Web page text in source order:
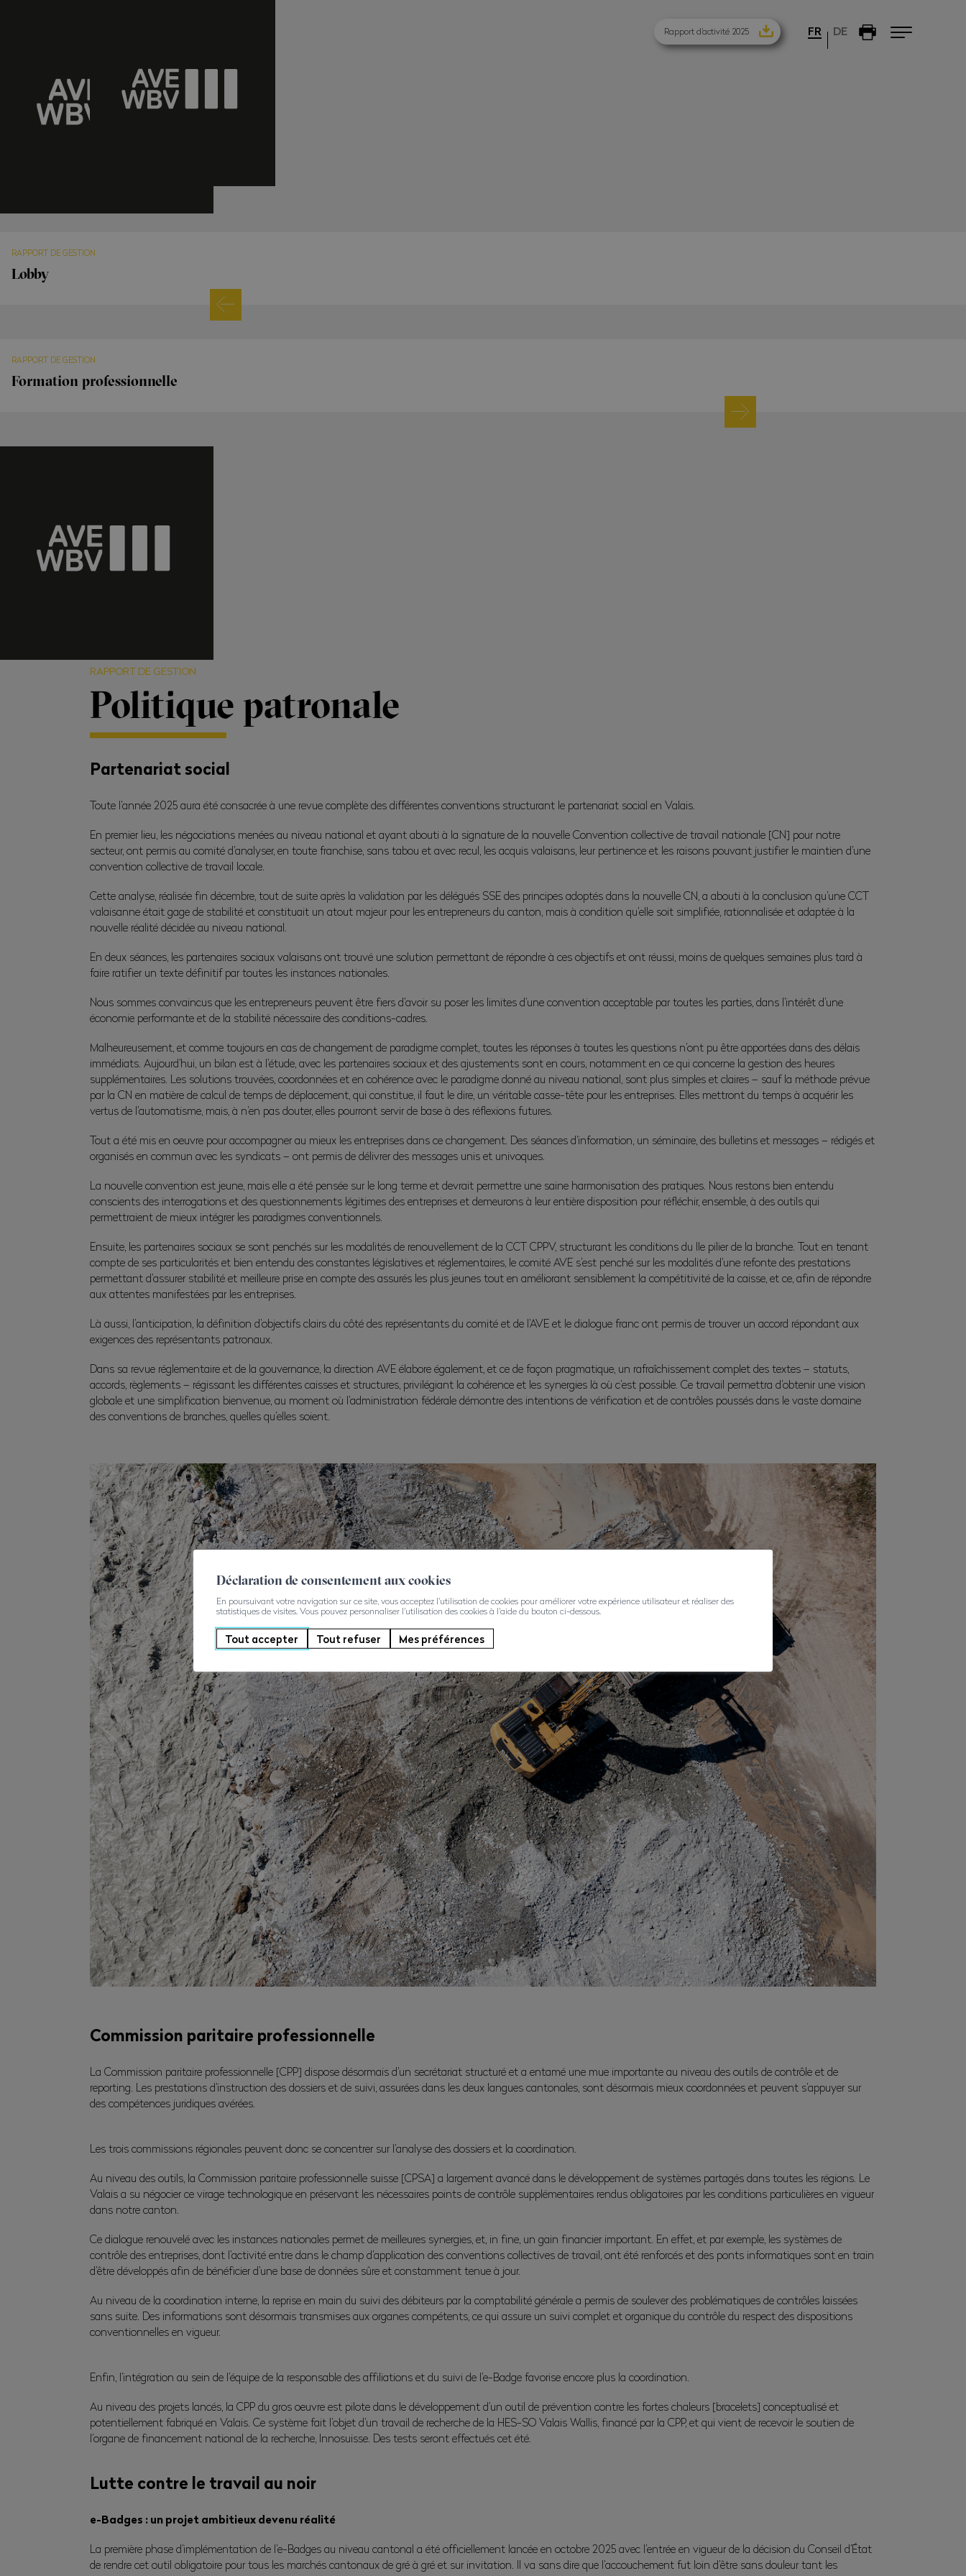
Rapport d'activité 2025 FR DE
RAPPORT DE GESTION
Lobby
RAPPORT DE GESTION
Formation professionnelle
RAPPORT DE GESTION
Politique patronale
Partenariat social
Toute l’année 2025 aura été consacrée à une revue complète des différentes conventions structurant le partenariat social en Valais.
En premier lieu, les négociations menées au niveau national et ayant abouti à la signature de la nouvelle Convention collective de travail nationale [CN] pour notre
secteur, ont permis au comité d’analyser, en toute franchise, sans tabou et avec recul, les acquis valaisans, leur pertinence et les raisons pouvant justifier le maintien d’une
convention collective de travail locale.
Cette analyse, réalisée fin décembre, tout de suite après la validation par les délégués SSE des principes adoptés dans la nouvelle CN, a abouti à la conclusion qu’une CCT
valaisanne était gage de stabilité et constituait un atout majeur pour les entrepreneurs du canton, mais à condition qu’elle soit simplifiée, rationnalisée et adaptée à la
nouvelle réalité décidée au niveau national.
En deux séances, les partenaires sociaux valaisans ont trouvé une solution permettant de répondre à ces objectifs et ont réussi, moins de quelques semaines plus tard à
faire ratifier un texte définitif par toutes les instances nationales.
Nous sommes convaincus que les entrepreneurs peuvent être fiers d’avoir su poser les limites d’une convention acceptable par toutes les parties, dans l’intérêt d’une
économie performante et de la stabilité nécessaire des conditions-cadres.
Malheureusement, et comme toujours en cas de changement de paradigme complet, toutes les réponses à toutes les questions n’ont pu être apportées dans des délais
immédiats. Aujourd’hui, un bilan est à l’étude, avec les partenaires sociaux et des ajustements sont en cours, notamment en ce qui concerne la gestion des heures
supplémentaires. Les solutions trouvées, coordonnées et en cohérence avec le paradigme donné au niveau national, sont plus simples et claires – sauf la méthode prévue
par la CN en matière de calcul de temps de déplacement, qui constitue, il faut le dire, un véritable casse-tête pour les entreprises. Elles mettront du temps à acquérir les
vertus de l’automatisme, mais, à n’en pas douter, elles pourront servir de base à des réflexions futures.
Tout a été mis en oeuvre pour accompagner au mieux les entreprises dans ce changement. Des séances d’information, un séminaire, des bulletins et messages – rédigés et
organisés en commun avec les syndicats – ont permis de délivrer des messages unis et univoques.
La nouvelle convention est jeune, mais elle a été pensée sur le long terme et devrait permettre une saine harmonisation des pratiques. Nous restons bien entendu
conscients des interrogations et des questionnements légitimes des entreprises et demeurons à leur entière disposition pour réfléchir, ensemble, à des outils qui
permettraient de mieux intégrer les paradigmes conventionnels.
Ensuite, les partenaires sociaux se sont penchés sur les modalités de renouvellement de la CCT CPPV, structurant les conditions du IIe pilier de la branche. Tout en tenant
compte de ses particularités et bien entendu des constantes législatives et réglementaires, le comité AVE s’est penché sur les modalités d’une refonte des prestations
permettant d’assurer stabilité et meilleure prise en compte des assurés les plus jeunes tout en améliorant sensiblement la compétitivité de la caisse, et ce, afin de répondre
aux attentes manifestées par les entreprises.
Là aussi, l’anticipation, la définition d’objectifs clairs du côté des représentants du comité et de l’AVE et le dialogue franc ont permis de trouver un accord répondant aux
exigences des représentants patronaux.
Dans sa revue réglementaire et de la gouvernance, la direction AVE élabore également, et ce de façon pragmatique, un rafraîchissement complet des textes – statuts,
accords, règlements – régissant les différentes caisses et structures, privilégiant la cohérence et les synergies là où c’est possible. Ce travail permettra d’obtenir une vision
globale et une simplification bienvenue, au moment où l’administration fédérale démontre des intentions de vérification et de contrôles poussés dans le vaste domaine
des conventions de branches, quelles qu’elles soient.
Commission paritaire professionnelle
La Commission paritaire professionnelle [CPP] dispose désormais d’un secrétariat structuré et a entamé une mue importante au niveau des outils de contrôle et de
reporting. Les prestations d’instruction des dossiers et de suivi, assurées dans les deux langues cantonales, sont désormais mieux coordonnées et peuvent s’appuyer sur
des compétences juridiques avérées.
Les trois commissions régionales peuvent donc se concentrer sur l’analyse des dossiers et la coordination.
Au niveau des outils, la Commission paritaire professionnelle suisse [CPSA] a largement avancé dans le développement de systèmes partagés dans toutes les régions. Le
Valais a su négocier ce virage technologique en préservant les nécessaires points de contrôle supplémentaires rendus obligatoires par les conditions particulières en vigueur
dans notre canton.
Ce dialogue renouvelé avec les instances nationales permet de meilleures synergies, et, in fine, un gain financier important. En effet, et par exemple, les systèmes de
contrôle des entreprises, dont l’activité entre dans le champ d’application des conventions collectives de travail, ont été renforcés et des ponts informatiques sont en train
d’être développés afin de bénéficier d’une base de données sûre et constamment tenue à jour.
Au niveau de la coordination interne, la reprise en main du suivi des débiteurs par la comptabilité générale a permis de soulever des problématiques de contrôles laissées
sans suite. Des informations sont désormais transmises aux organes compétents, ce qui assure un suivi complet et organique du contrôle du respect des dispositions
conventionnelles en vigueur.
Enfin, l’intégration au sein de l’équipe de la responsable des affiliations et du suivi de l’e-Badge favorise encore plus la coordination.
Au niveau des projets lancés, la CPP du gros oeuvre est pilote dans le développement d’un outil de prévention contre les fortes chaleurs [bracelets] conceptualisé et
potentiellement fabriqué en Valais. Ce système fait l’objet d’un travail de recherche de la HES-SO Valais Wallis, financé par la CPP, et qui vient de recevoir le soutien de
l’organe de financement national de la recherche, Innosuisse. Des tests seront effectués cet été.
Lutte contre le travail au noir
e-Badges : un projet ambitieux devenu réalité
La première phase d’implémentation de l’e-Badges au niveau cantonal a été officiellement lancée en octobre 2025 avec l’entrée en vigueur de la décision du Conseil d’État
de rendre cet outil obligatoire pour tous les marchés cantonaux de gré à gré et sur invitation. Il va sans dire que l’accouchement fut loin d’être sans douleur tant les
Déclaration de consentement aux cookies
En poursuivant votre navigation sur ce site, vous acceptez l'utilisation de cookies pour améliorer votre expérience utilisateur et réaliser des
statistiques de visites. Vous pouvez personnaliser l'utilisation des cookies à l'aide du bouton ci-dessous.
Tout accepter Tout refuser Mes préférences